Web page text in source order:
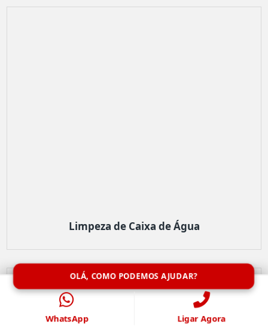
Limpeza de Caixa de Água
OLÁ, COMO PODEMOS AJUDAR?
WhatsApp Ligar Agora